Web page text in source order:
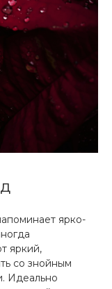
ярко-
яркий,
со знойным
Идеально